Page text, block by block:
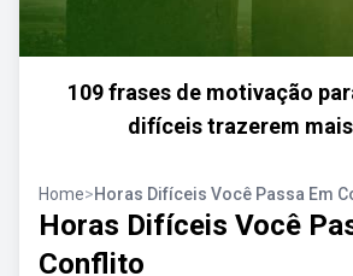
109 frases de motivação
difíceis trazerem
Home>Horas Difíceis Você Passa Em
Horas Difíceis Você
Conflito